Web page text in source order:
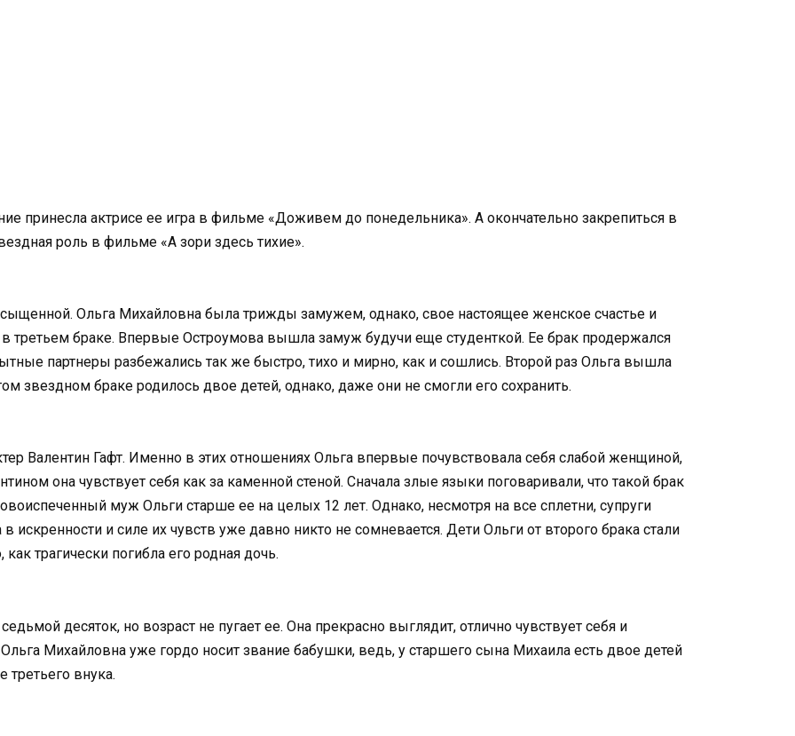
принесла актрисе ее игра в фильме «Доживем до понедельника». А окончательно закрепиться в
роль в фильме «А зори здесь тихие».
Ольга Михайловна была трижды замужем, однако, свое настоящее женское счастье и
третьем браке. Впервые Остроумова вышла замуж будучи еще студенткой. Ее брак продержался
партнеры разбежались так же быстро, тихо и мирно, как и сошлись. Второй раз Ольга вышла
звездном браке родилось двое детей, однако, даже они не смогли его сохранить.
Валентин Гафт. Именно в этих отношениях Ольга впервые почувствовала себя слабой женщиной,
она чувствует себя как за каменной стеной. Сначала злые языки поговаривали, что такой брак
муж Ольги старше ее на целых 12 лет. Однако, несмотря на все сплетни, супруги
искренности и силе их чувств уже давно никто не сомневается. Дети Ольги от второго брака стали
трагически погибла его родная дочь.
десяток, но возраст не пугает ее. Она прекрасно выглядит, отлично чувствует себя и
Михайловна уже гордо носит звание бабушки, ведь, у старшего сына Михаила есть двое детей
третьего внука.